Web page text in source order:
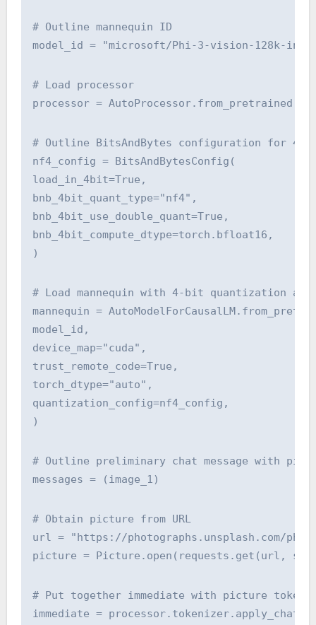
# Outline mannequin ID
model_id = "microsoft/Phi-3-vision-128k-
# Load processor
processor =
# Outline BitsAndBytes configuration for 4-
nf4_config = BitsAndBytesConfig(
load_in_4bit=True,
bnb_4bit_quant_type="nf4",
bnb_4bit_use_double_quant=True,
bnb_4bit_compute_dtype=torch.bfloat16,
)
# Load mannequin with 4-bit quantization and
mannequin =
model_id,
device_map="cuda",
trust_remote_code=True,
torch_dtype="auto",
quantization_config=nf4_config,
)
# Outline preliminary chat message with
messages = (image_1)
# Obtain picture from URL
url = "https://photographs.unsplash.com/photo-
picture = Picture.open(requests.get(url,
# Put together immediate with picture token
immediate =